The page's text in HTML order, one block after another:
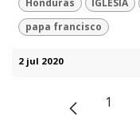
papa francisco
2 jul 2020
1